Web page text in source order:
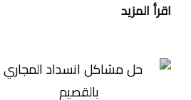
اقرأ المزيد